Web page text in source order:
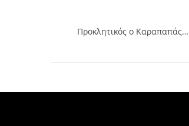
Προκλητικός ο